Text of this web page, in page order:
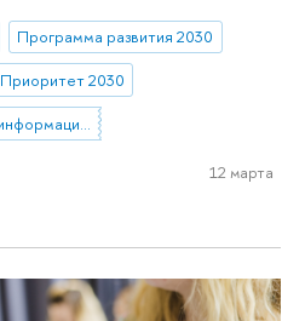
Программа развития 2030
Приоритет 2030
Факультет географии и геоинформационных технологий
12 марта